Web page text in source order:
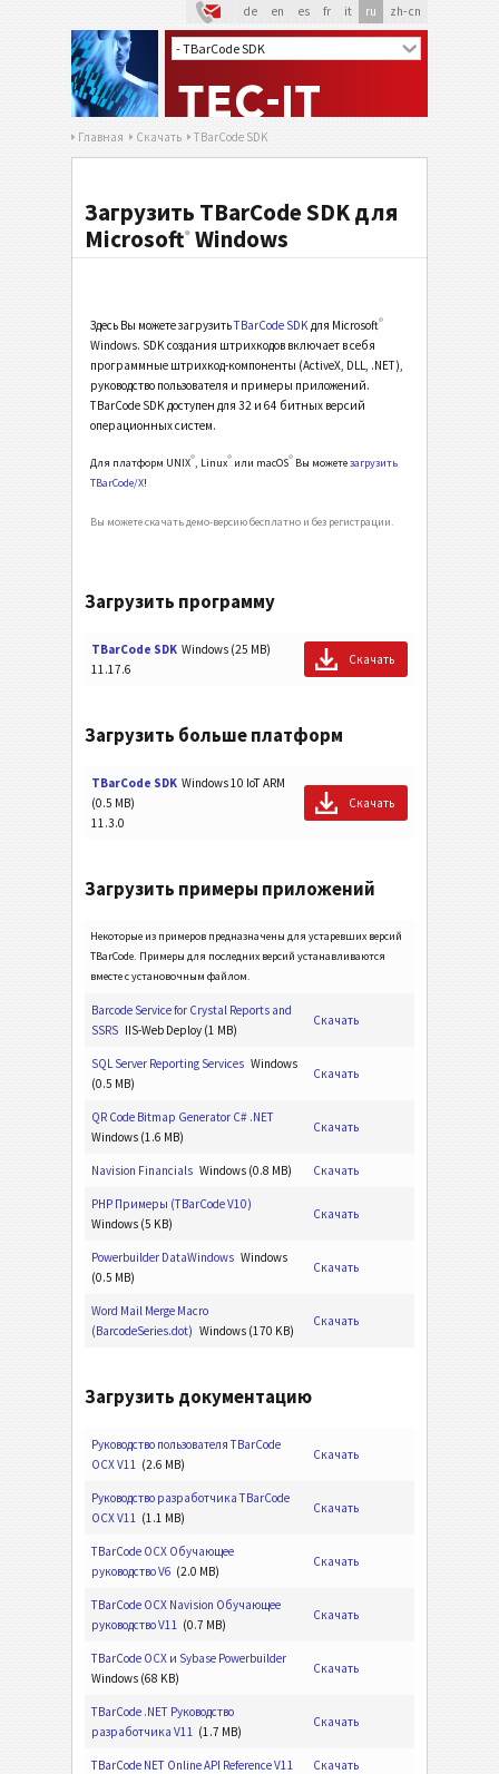
de en es fr it ru zh-cn
Главная Скачать TBarCode SDK
Загрузить TBarCode SDK для
Microsoft® Windows
Здесь Вы можете загрузитьTBarCode SDKдля Microsoft®
Windows. SDK создания штрихкодов включает в себя
программные штрихкод-компоненты (ActiveX, DLL, .NET),
руководство пользователя и примеры приложений.
TBarCode SDK доступен для 32 и 64 битных версий
операционных систем.
Для платформ UNIX®, Linux® или macOS® Вы можетезагрузить
TBarCode/X!
Вы можете скачать демо-версию бесплатно и без регистрации.
Загрузить программу
TBarCode SDKWindows (25 MB)
11.17.6
Скачать
Загрузить больше платформ
TBarCode SDKWindows 10 IoT ARM
(0.5 MB)
11.3.0
Скачать
Загрузить примеры приложений
Некоторые из примеров предназначены для устаревших версий
TBarCode. Примеры для последних версий устанавливаются
вместе с установочным файлом.
Barcode Service for Crystal Reports and
SSRS IIS-Web Deploy (1 MB)
Скачать
SQL Server Reporting Services Windows
(0.5 MB)
Скачать
QR Code Bitmap Generator C# .NET
Windows (1.6 MB)
Скачать
Navision Financials Windows (0.8 MB) Скачать
PHP Примеры (TBarCode V10)
Windows (5 KB)
Скачать
Powerbuilder DataWindows Windows
(0.5 MB)
Скачать
Word Mail Merge Macro
(BarcodeSeries.dot) Windows (170 KB)
Скачать
Загрузить документацию
Руководство пользователя TBarCode
OCX V11 (2.6 MB)
Скачать
Руководство разработчика TBarCode
OCX V11 (1.1 MB)
Скачать
TBarCode OCX Обучающее
руководство V6 (2.0 MB)
Скачать
TBarCode OCX Navision Обучающее
руководство V11 (0.7 MB)
Скачать
TBarCode OCX и Sybase Powerbuilder
Windows (68 KB)
Скачать
TBarCode .NET Руководство
разработчика V11 (1.7 MB)
Скачать
TBarCode NET Online API Reference V11 Скачать